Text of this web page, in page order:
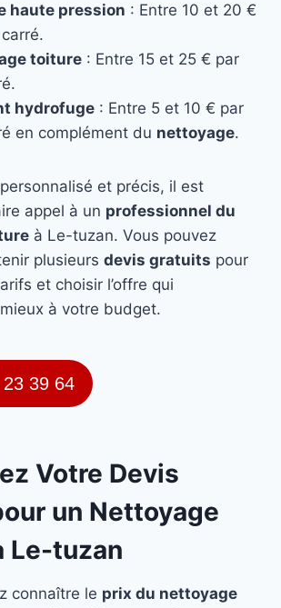
haute pression : Entre 10 et 20 €
toiture : Entre 15 et 25 € par
hydrofuge : Entre 5 et 10 € par
en complément du nettoyage.
et précis, il est
appel à un professionnel du
à Le-tuzan. Vous pouvez
plusieurs devis gratuits pour
et choisir l’offre qui
à votre budget.
39 64
Votre Devis
un Nettoyage
Le-tuzan
connaître le prix du nettoyage